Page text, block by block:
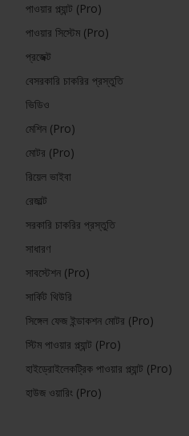
পাওয়ার প্ল্যান্ট (Pro)
পাওয়ার সিস্টেম (Pro)
প্রজেক্ট
বেসরকারি চাকরির প্রস্তুতি
ভিডিও
মেশিন (Pro)
মোটর (Pro)
রিয়েল ভাইবা
রেজাল্ট
সরকারি চাকরির প্রস্তুতি
সাধারণ
সাবস্টেশন (Pro)
সার্কিট থিউরি
সিঙ্গেল ফেজ ইন্ডাকশন মোটর (Pro)
স্টিম পাওয়ার প্ল্যান্ট (Pro)
হাইড্রোইলেকট্রিক পাওয়ার প্ল্যান্ট (Pro)
হাউজ ওয়ারিং (Pro)